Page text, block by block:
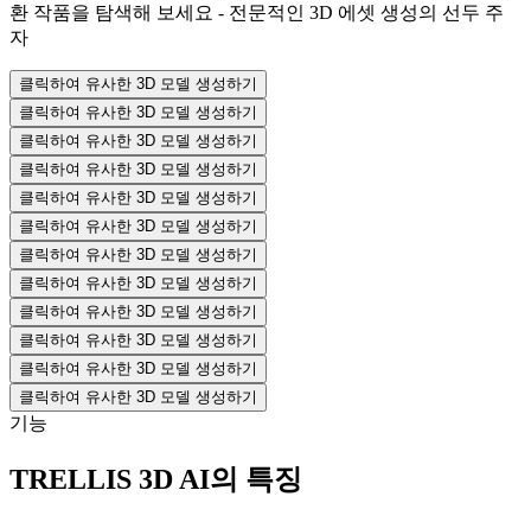
환 작품을 탐색해 보세요 - 전문적인 3D 에셋 생성의 선두 주
자
클릭하여 유사한 3D 모델 생성하기
클릭하여 유사한 3D 모델 생성하기
클릭하여 유사한 3D 모델 생성하기
클릭하여 유사한 3D 모델 생성하기
클릭하여 유사한 3D 모델 생성하기
클릭하여 유사한 3D 모델 생성하기
클릭하여 유사한 3D 모델 생성하기
클릭하여 유사한 3D 모델 생성하기
클릭하여 유사한 3D 모델 생성하기
클릭하여 유사한 3D 모델 생성하기
클릭하여 유사한 3D 모델 생성하기
클릭하여 유사한 3D 모델 생성하기
기능
TRELLIS 3D AI의 특징